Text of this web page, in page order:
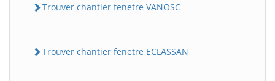
Trouver chantier fenetre VANOSC
Trouver chantier fenetre ECLASSAN